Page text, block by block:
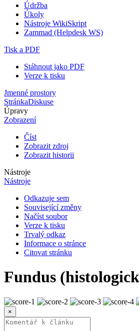
Údržba
Úkoly
Nástroje WikiSkript
Zammad (Helpdesk WS)
Tisk a PDF
Stáhnout jako PDF
Verze k tisku
Jmenné prostory
StránkaDiskuse
Úpravy
Zobrazení
Číst
Zobrazit zdroj
Zobrazit historii
Nástroje
Nástroje
Odkazuje sem
Související změny
Načíst soubor
Verze k tisku
Trvalý odkaz
Informace o stránce
Citovat stránku
Fundus
×